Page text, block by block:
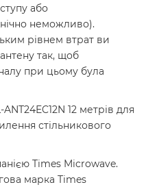
або
неможливо).
рівнем втрат ви
так, щоб
при цьому була
12 метрів для
стільникового
Times Microwave.
марка Times